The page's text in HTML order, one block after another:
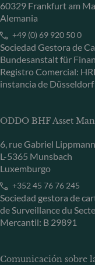
60329 Frankfurt am
Alemania
+49 (0) 69 920 50 0
Sociedad Gestora de
Bundesanstalt für
Registro Comercial:
instancia de Düsseldorf
ODDO BHF Asset
6, rue Gabriel Lippmann
L-5365 Munsbach
Luxemburgo
+352 45 76 76 245
Sociedad gestora de
de Surveillance du
Mercantil: B 29891
Comunicación sobre